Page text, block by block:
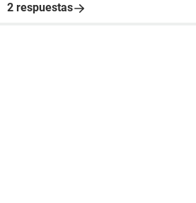
2 respuestas